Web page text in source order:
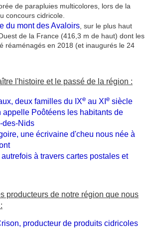
de parapluies multicolores, lors de la
concours cidricole.
du mont des Avaloirs , sur le plus haut
de la France (416,3 m de haut) dont les
réaménagés en 2018 (et inaugurés le 24
l'histoire et le passé de la région :
deux familles du IXe au XI e siècle
appelle Poôtéens les habitants de
des-Nids
une écrivaine d'cheu nous née à
autrefois à travers cartes postales et
producteurs de notre région que nous
producteur de produits cidricoles